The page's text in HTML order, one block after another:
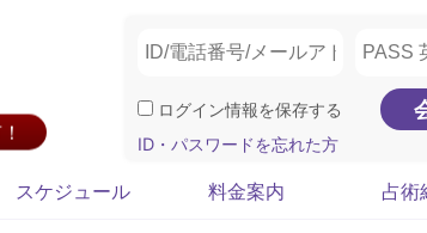
ログイン情報を保存する
ID・パスワードを忘れた方
スケジュール 料金案内 占術